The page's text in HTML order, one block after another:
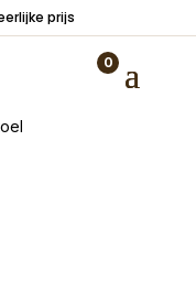
prijs
0